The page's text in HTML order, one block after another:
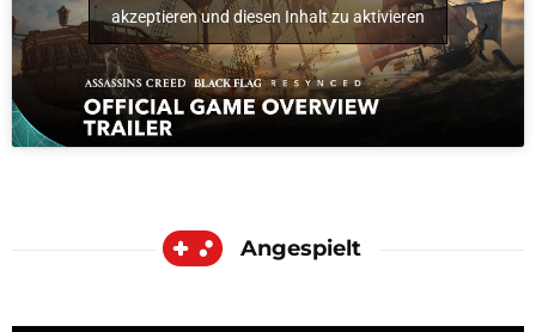
akzeptieren und diesen Inhalt zu aktivieren
Angespielt